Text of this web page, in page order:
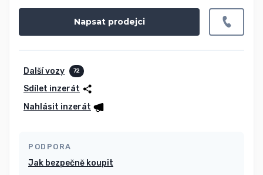
Napsat prodejci
Další vozy 72
Sdílet inzerát
Nahlásit inzerát
PODPORA
Jak bezpečně koupit